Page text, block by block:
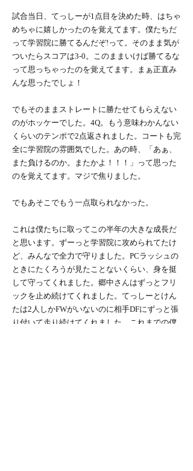
試合当日、てっしーが1点目を決めた時、はちゃ
めちゃに嬉しかったのを覚えてます。僕たちだ
って学習院に勝てるんだぞ!って。そのまま気が
ついたらスコアは3-0。このままいけば勝てるな
って思っちゃったのを覚えてます。まぁ正直み
んな思ったでしょ！
でもそのままストレートに勝たせてもらえない
のがホッケーでした。4Q。もう意味わかんない
くらいのテンポで2点返されました。コートも完
全に学習院の雰囲気でした。あの時、「あぁ、
また負けるのか。またかよ！！！」って思った
のを覚えてます。マジで焦りました。
でもあそこでもう一点取られなかった。
これは僕たちに取ってこの半年の大きな成長だ
と思います。ずーっと学習院に攻められてたけ
ど、みんなで全力で守りました。PCラッシュの
ときにたくろうが見たことないくらい、身を挺
して守ってくれました。郷中さんはずっとフリ
ックを止め続けてくれました。てっしーとけん
たは2人しかFWがいないのに相手DFにずっと張
り付いて走り続けてくれました。これまでの僕